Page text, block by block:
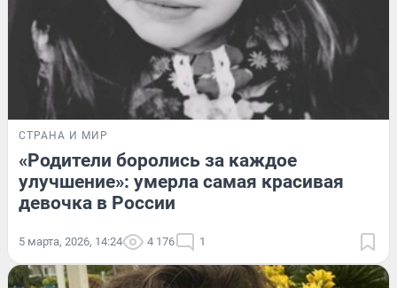
СТРАНА И МИР
«Родители боролись за каждое
улучшение»: умерла самая красивая
девочка в России
5 марта, 2026, 14:24 4 176 1